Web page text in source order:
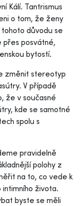
Kálí. Tantrismus
o tom, že ženy
tohoto důvodu se
přes posvátné,
bytostí.
změnit stereotyp
V případě
že v současné
kde se samotné
spolu s
pravidelně
polohy z
na to, co vede k
intimního života.
byste se měli